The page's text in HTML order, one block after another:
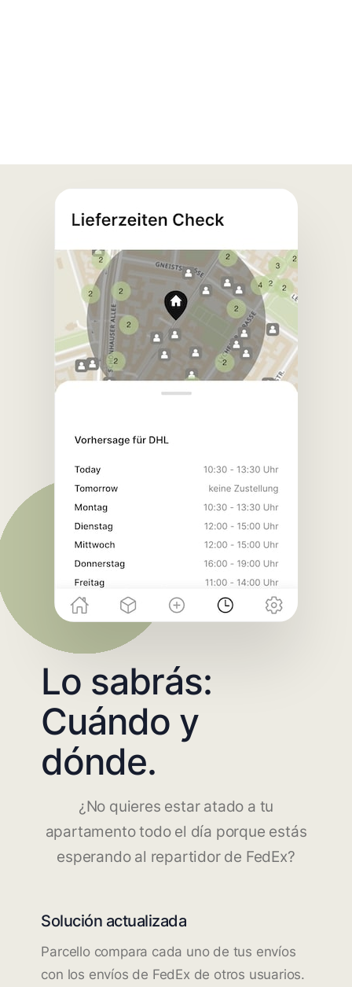
Lo sabrás:
Cuándo y
dónde.
¿No quieres estar atado a tu
apartamento todo el día porque estás
esperando al repartidor de FedEx?
Solución actualizada
Parcello compara cada uno de tus envíos
con los envíos de FedEx de otros usuarios.